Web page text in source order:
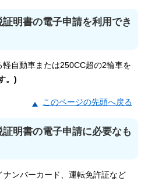
明書の電子申請を利用でき
自動車または250CC超の2輪車を
。)
このページの先頭へ戻る
明書の電子申請に必要なも
ンバーカード、運転免許証など